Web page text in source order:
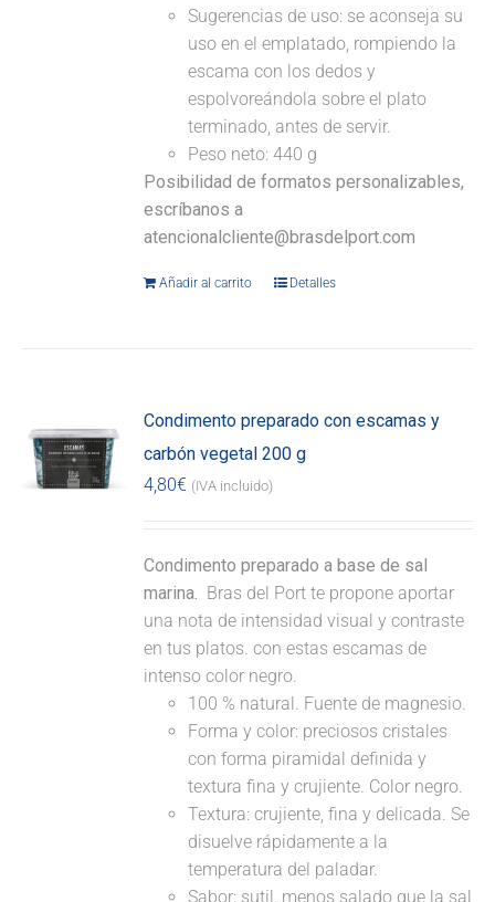
Sugerencias de uso: se aconseja su
uso en el emplatado, rompiendo la
escama con los dedos y
espolvoreándola sobre el plato
terminado, antes de servir.
Peso neto: 440 g
Posibilidad de formatos personalizables,
escríbanos a
atencionalcliente@brasdelport.com
Añadir al carrito Detalles
Condimento preparado con escamas y
carbón vegetal 200 g
4,80€ (IVA incluido)
Condimento preparado a base de sal
marina. Bras del Port te propone aportar
una nota de intensidad visual y contraste
en tus platos. con estas escamas de
intenso color negro.
100 % natural. Fuente de magnesio.
Forma y color: preciosos cristales
con forma piramidal definida y
textura fina y crujiente. Color negro.
Textura: crujiente, fina y delicada. Se
disuelve rápidamente a la
temperatura del paladar.
Sabor: sutil, menos salado que la sal